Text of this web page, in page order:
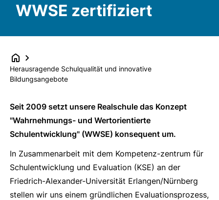
WWSE zertifiziert
Herausragende Schulqualität und innovative
Bildungsangebote
Seit 2009 setzt unsere Realschule das Konzept
"Wahrnehmungs- und Wertorientierte
Schulentwicklung" (WWSE) konsequent um.
In Zusammenarbeit mit dem Kompetenz-zentrum für
Schulentwicklung und Evaluation (KSE) an der
Friedrich-Alexander-Universität Erlangen/Nürnberg
stellen wir uns einem gründlichen Evaluationsprozess,